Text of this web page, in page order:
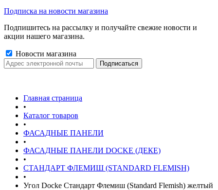
Подписка на новости магазина
Подпишитесь на рассылку и получайте свежие новости и
акции нашего магазина.
Новости магазина
Главная страница
•
Каталог товаров
•
ФАСАДНЫЕ ПАНЕЛИ
•
ФАСАДНЫЕ ПАНЕЛИ DOCKE (ДЕКЕ)
•
СТАНДАРТ ФЛЕМИШ (STANDARD FLEMISH)
•
Угол Docke Стандарт Флемиш (Standard Flemish) желтый